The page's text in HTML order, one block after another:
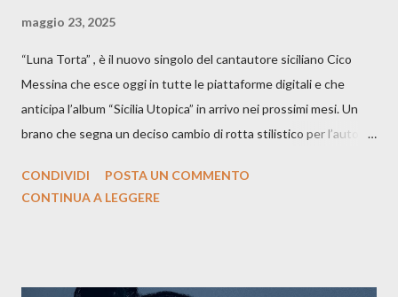
maggio 23, 2025
“Luna Torta” , è il nuovo singolo del cantautore siciliano Cico
Messina che esce oggi in tutte le piattaforme digitali e che
anticipa l’album “Sicilia Utopica” in arrivo nei prossimi mesi. Un
brano che segna un deciso cambio di rotta stilistico per l’autore
testo ibrido tra italiano e siciliano, e un’urgenza espressiva che
CONDIVIDI
POSTA UN COMMENTO
CONTINUA A LEGGERE